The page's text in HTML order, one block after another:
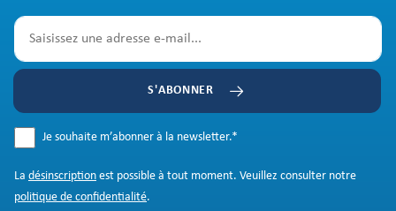
S'ABONNER
Je souhaite m’abonner à la newsletter.*
La désinscription est possible à tout moment. Veuillez consulter notre
politique de confidentialité.